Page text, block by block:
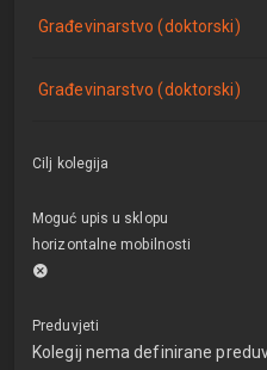
Građevinarstvo (doktorski)
Građevinarstvo (doktorski)
Cilj kolegija
Moguć upis u sklopu
horizontalne mobilnosti
Preduvjeti
Kolegij nema definirane